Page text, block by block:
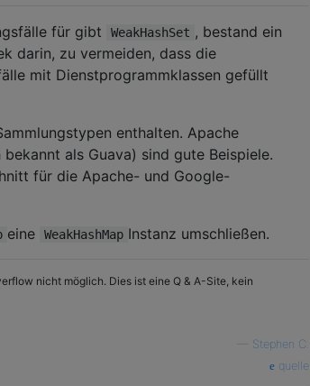
für gibt WeakHashSet , bestand ein
darin, zu vermeiden, dass die
mit Dienstprogrammklassen gefüllt
enthalten. Apache
als Guava) sind gute Beispiele.
für die Apache- und Google-
eine WeakHashMap Instanz umschließen.
nicht möglich. Dies ist eine Q & A-Site, kein
Stephen C.
quelle